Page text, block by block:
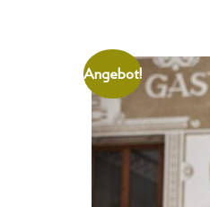
Angebot!